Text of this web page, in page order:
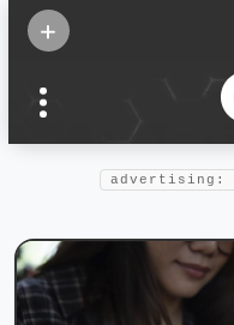
+
confianza
Foro salud
advertising: